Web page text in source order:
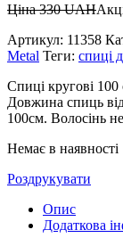
Ціна330UAH
Артикул: 11358
Metal Теги: спиці
Спиці кругові
Довжина спиць
100см. Волосінь
Немає в наявності
Роздрукувати
Опис
Додаткова